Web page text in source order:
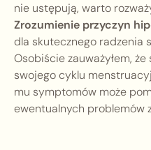
nie ustępują, warto
Zrozumienie przyczyn
dla skutecznego radzenia
Osobiście zauważyłem,
swojego cyklu
mu symptomów może
ewentualnych problemów